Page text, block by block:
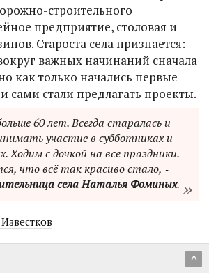
строительного
предприятие, столовая и
Староста села признается:
важных начинаний сначала
как только начались первые
сами стали предлагать проекты.
60 лет. Всегда старалась и
участие в субботниках и
Ходим с дочкой на все праздники.
что всё так красиво стало, ‑
села Наталья Фоминых.
^